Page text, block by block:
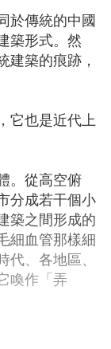
於傳統的中國
築形式。然
建築的痕跡，
它也是近代上
。從高空俯
分成若干個小
築之間形成的
細血管那樣細
、各地區、
喚作「弄